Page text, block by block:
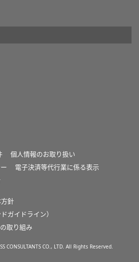
個人情報のお取り扱い
電子決済等代行業に係る表示
針
ガイドライン）
取り組み
CONSULTANTS CO., LTD. All Rights Reserved.